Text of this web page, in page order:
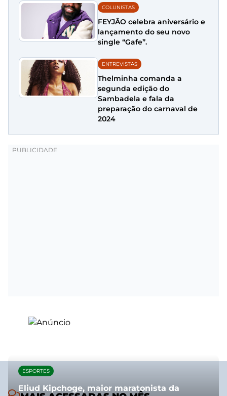
COLUNISTAS
FEYJÃO celebra aniversário e
lançamento do seu novo
single “Gafe”.
ENTREVISTAS
Thelminha comanda a
segunda edição do
Sambadela e fala da
preparação do carnaval de
2024
ESPORTES
Eliud Kipchoge, maior maratonista da